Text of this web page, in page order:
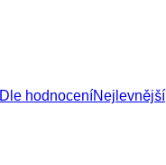
Dle hodnoceníNejlevnější